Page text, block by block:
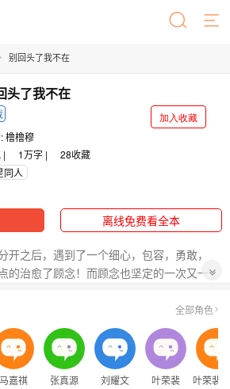
别回头了我不在
头了我不在
加入收藏
橹橹穆
|
1万字 | 28收藏
同人
离线免费看全本
开之后，遇到了一个细心，包容，勇敢，
的治愈了顾念！而顾念也坚定的一次又一
全部角色
马嘉祺 张真源 刘耀文 叶荣裴 叶荣裴